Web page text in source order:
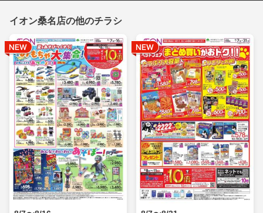
イオン桑名店の他のチラシ